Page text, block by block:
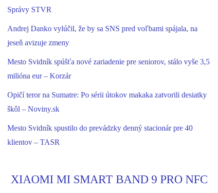
Správy STVR
Andrej Danko vylúčil, že by sa SNS pred voľbami spájala, na
jeseň avizuje zmeny
Mesto Svidník spúšťa nové zariadenie pre seniorov, stálo vyše 3,5
milióna eur – Korzár
Opičí teror na Sumatre: Po sérii útokov makaka zatvorili desiatky
škôl – Noviny.sk
Mesto Svidník spustilo do prevádzky denný stacionár pre 40
klientov – TASR
XIAOMI MI SMART BAND 9 PRO NFC